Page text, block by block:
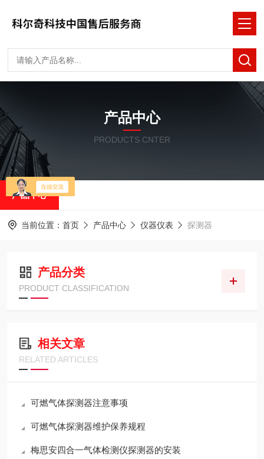
产品中心
PRODUCTS CNTER
产品中心
当前位置： 首页 产品中心 仪器仪表 探测器
产品分类
PRODUCT CLASSIFICATION
相关文章
RELATED ARTICLES
可燃气体探测器注意事项
可燃气体探测器维护保养规程
梅思安四合一气体检测仪探测器的安装